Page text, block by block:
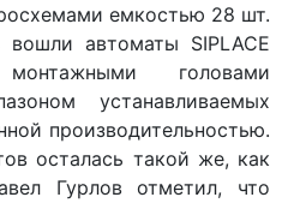
емкостью 28 шт.
автоматы SIPLACE
головами
устанавливаемых
производительностью.
осталась такой же, как
Гурлов отметил, что